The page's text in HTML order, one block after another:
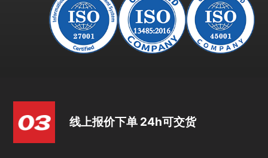
线上报价下单 24h可交货